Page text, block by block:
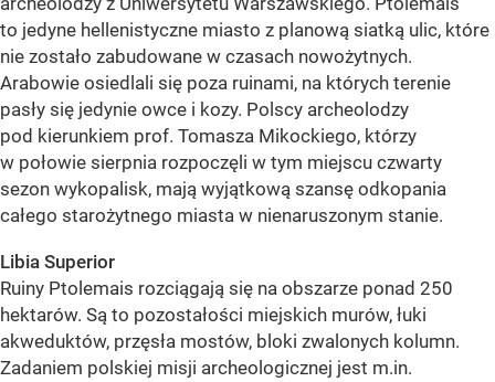
to jedyne hellenistyczne miasto z planową siatką ulic, które
nie zostało zabudowane w czasach nowożytnych.
Arabowie osiedlali się poza ruinami, na których terenie
pasły się jedynie owce i kozy. Polscy archeolodzy
pod kierunkiem prof. Tomasza Mikockiego, którzy
w połowie sierpnia rozpoczęli w tym miejscu czwarty
sezon wykopalisk, mają wyjątkową szansę odkopania
całego starożytnego miasta w nienaruszonym stanie.
Libia Superior
Ruiny Ptolemais rozciągają się na obszarze ponad 250
hektarów. Są to pozostałości miejskich murów, łuki
akweduktów, przęsła mostów, bloki zwalonych kolumn.
Zadaniem polskiej misji archeologicznej jest m.in.